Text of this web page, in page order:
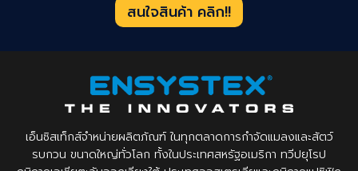
สนใจสินค้า คลิก!!
เอ็นซิสเท็กส์จำหน่ายผลิตภัณฑ์ ในทุกตลาดการกำจัดแมลงและสัตว์
รบกวน ขนาดใหญ่ทั่วโลก ทั้งในประเทศสหรัฐอเมริกา ทวีปยุโรป